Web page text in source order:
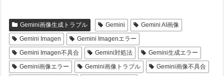
Gemini画像生成トラブル Gemini
Gemini AI画像
Gemini Imagen
Gemini Imagenエラー
Gemini Imagen不具合
Gemini対処法
Gemini生成エラー
Gemini画像エラー
Gemini画像トラブル
Gemini画像不具合